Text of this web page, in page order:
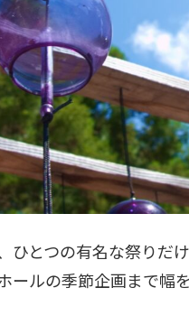
ひとつの有名な祭りだ
ールの季節企画まで幅